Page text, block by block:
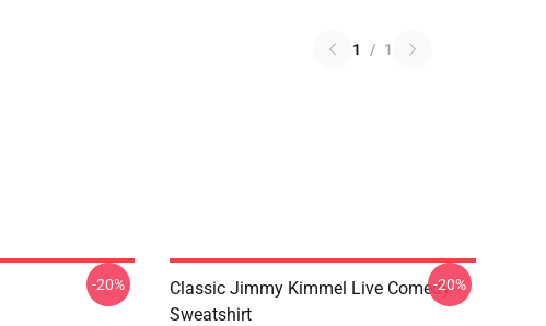
1 / 1
-20%
Classic Jimmy Kimmel Live Comedy
Sweatshirt
-20%